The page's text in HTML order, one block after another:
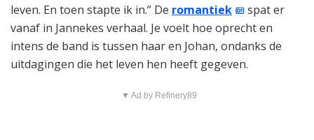
leven. En toen stapte ik in.” De romantiek
spat er
vanaf in Jannekes verhaal. Je voelt hoe oprecht en
intens de band is tussen haar en Johan, ondanks de
uitdagingen die het leven hen heeft gegeven.
▼ Ad by Refinery89